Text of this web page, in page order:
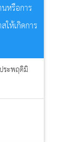
นหรือการ
ให้เกิดการ
ระพฤติมิ